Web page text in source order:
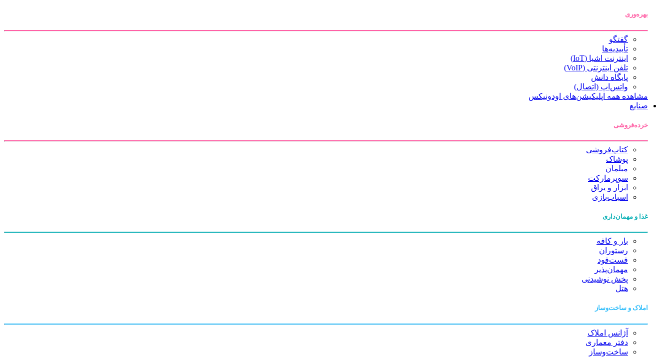
بهره‌وری
گفتگو
تأییدیه‌ها
اینترنت اشیا (IoT)
تلفن اینترنتی (VoIP)
پایگاه دانش
واتس‌اپ (اتصال)
مشاهده همه اپلیکیشن‌های اودونیکس
صنایع
خرده‌فروشی
کتاب‌فروشی
پوشاک
مبلمان
سوپرمارکت
ابزار و یراق
اسباب‌بازی
غذا و مهمان‌داری
بار و کافه
رستوران
فست‌فود
مهمان‌پذیر
پخش نوشیدنی
هتل
املاک و ساخت‌وساز
آژانس املاک
دفتر معماری
ساخت‌وساز